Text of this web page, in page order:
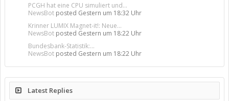
PCGH hat eine CPU simuliert und...
NewsBot posted Gestern um 18:32 Uhr
Krinner LUMIX Magnet-it!: Neue...
NewsBot posted Gestern um 18:22 Uhr
Bundesbank-Statistik:...
NewsBot posted Gestern um 18:22 Uhr
Latest Replies